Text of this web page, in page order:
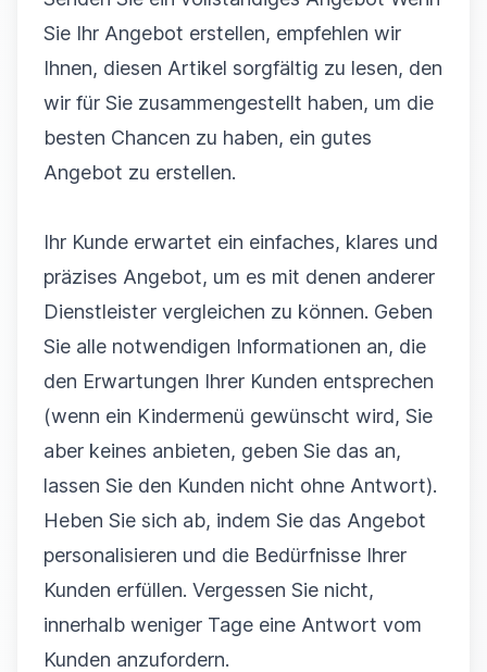
Sie Ihr Angebot erstellen, empfehlen wir
Ihnen, diesen Artikel sorgfältig zu lesen, den
wir für Sie zusammengestellt haben, um die
besten Chancen zu haben, ein gutes
Angebot zu erstellen.
Ihr Kunde erwartet ein einfaches, klares und
präzises Angebot, um es mit denen anderer
Dienstleister vergleichen zu können. Geben
Sie alle notwendigen Informationen an, die
den Erwartungen Ihrer Kunden entsprechen
(wenn ein Kindermenü gewünscht wird, Sie
aber keines anbieten, geben Sie das an,
lassen Sie den Kunden nicht ohne Antwort).
Heben Sie sich ab, indem Sie das Angebot
personalisieren und die Bedürfnisse Ihrer
Kunden erfüllen. Vergessen Sie nicht,
innerhalb weniger Tage eine Antwort vom
Kunden anzufordern.